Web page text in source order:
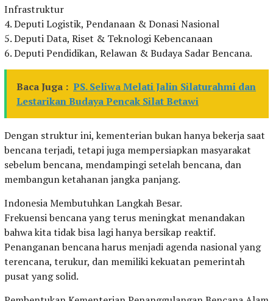
Infrastruktur
4. Deputi Logistik, Pendanaan & Donasi Nasional
5. Deputi Data, Riset & Teknologi Kebencanaan
6. Deputi Pendidikan, Relawan & Budaya Sadar Bencana.
Baca Juga : PS. Seliwa Melati Jalin Silaturahmi dan
Lestarikan Budaya Pencak Silat Betawi
Dengan struktur ini, kementerian bukan hanya bekerja saat
bencana terjadi, tetapi juga mempersiapkan masyarakat
sebelum bencana, mendampingi setelah bencana, dan
membangun ketahanan jangka panjang.
Indonesia Membutuhkan Langkah Besar.
Frekuensi bencana yang terus meningkat menandakan
bahwa kita tidak bisa lagi hanya bersikap reaktif.
Penanganan bencana harus menjadi agenda nasional yang
terencana, terukur, dan memiliki kekuatan pemerintah
pusat yang solid.